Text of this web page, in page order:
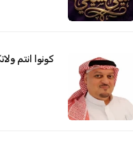
كونوا انتم